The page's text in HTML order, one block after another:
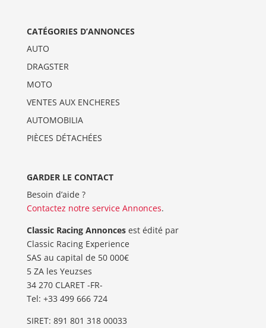
CATÉGORIES D’ANNONCES
AUTO
DRAGSTER
MOTO
VENTES AUX ENCHERES
AUTOMOBILIA
PIÈCES DÉTACHÉES
GARDER LE CONTACT
Besoin d’aide ?
Contactez notre service Annonces.
Classic Racing Annoncesest édité par
Classic Racing Experience
SAS au capital de 50 000€
5 ZA les Yeuzses
34 270 CLARET -FR-
Tel: ‭+33 499 666 724‬
SIRET: 891 801 318 00033